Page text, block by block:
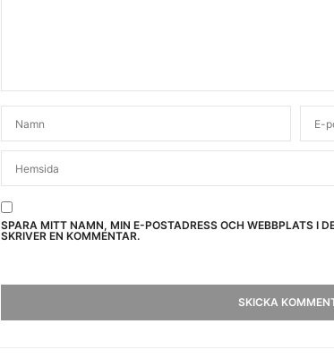
SPARA MITT NAMN, MIN E-POSTADRESS OCH WEBBPLATS I
SKRIVER EN KOMMENTAR.